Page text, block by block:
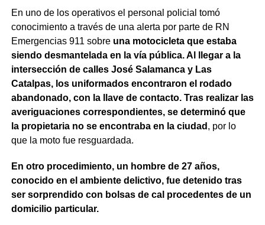
En uno de los operativos el personal policial tomó
conocimiento a través de una alerta por parte de RN
Emergencias 911 sobreuna motocicleta que estaba
siendo desmantelada en la vía pública. Al llegar a la
intersección de calles José Salamanca y Las
Catalpas, los uniformados encontraron el rodado
abandonado, con la llave de contacto. Tras realizar las
averiguaciones correspondientes, se determinó que
la propietaria no se encontraba en la ciudad , por lo
que la moto fue resguardada.
En otro procedimiento, un hombre de 27 años,
conocido en el ambiente delictivo, fue detenido tras
ser sorprendido con bolsas de cal procedentes de un
domicilio particular.